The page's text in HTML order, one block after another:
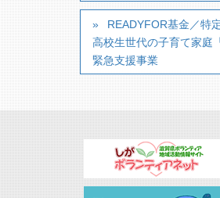
READYFOR基金／特
高校生世代の子育て家庭
緊急支援事業